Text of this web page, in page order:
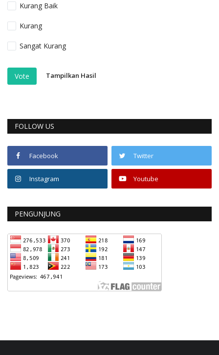
Kurang Baik
Kurang
Sangat Kurang
Vote Tampilkan Hasil
FOLLOW US
Facebook Twitter
Instagram Youtube
PENGUNJUNG